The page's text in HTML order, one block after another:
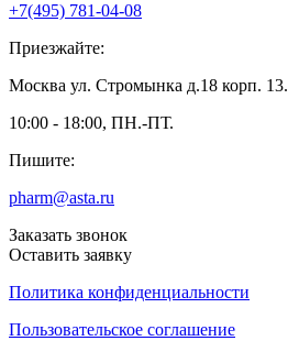
+7(495) 781-04-08
Приезжайте:
Москва ул. Стромынка д.18 корп. 13.
10:00 - 18:00, ПН.-ПТ.
Пишите:
pharm@asta.ru
Заказать звонок
Оставить заявку
Политика конфиденциальности
Пользовательское соглашение